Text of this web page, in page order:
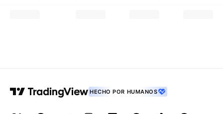
HECHO POR HUMANOS